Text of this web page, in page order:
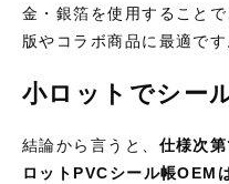
金・銀箔を使用すること
版やコラボ商品に最適です
小ロットでシー
結論から言うと、 仕様次
ロットPVCシール帳OEM